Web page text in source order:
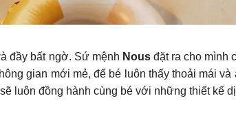
đầy bất ngờ. Sứ mệnh Nousđặt ra cho mình
gian mới mẻ, để bé luôn thấy thoải mái và
luôn đồng hành cùng bé với những thiết kế